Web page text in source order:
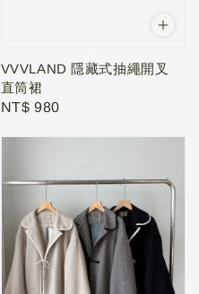
VVVLAND 隱藏式抽繩開叉
直筒裙
Regular
NT$ 980